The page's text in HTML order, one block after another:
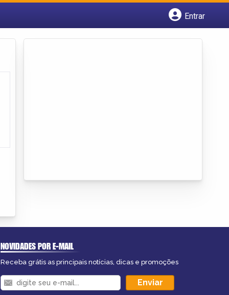
Entrar
NOVIDADES POR E-MAIL
Receba grátis as principais notícias, dicas e promoções